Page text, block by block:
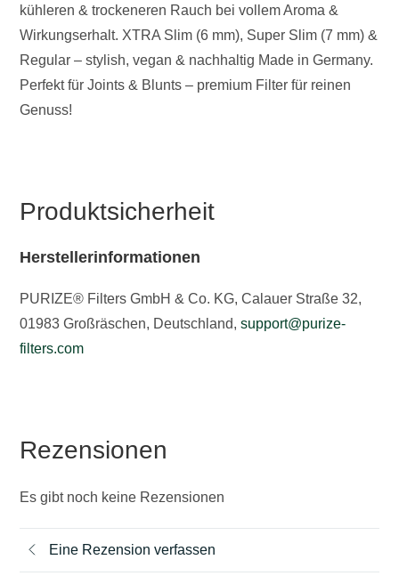
kühleren & trockeneren Rauch bei vollem Aroma &
Wirkungserhalt. XTRA Slim (6 mm), Super Slim (7 mm) &
Regular – stylish, vegan & nachhaltig Made in Germany.
Perfekt für Joints & Blunts – premium Filter für reinen
Genuss!
Produktsicherheit
Herstellerinformationen
PURIZE® Filters GmbH & Co. KG, Calauer Straße 32,
01983 Großräschen, Deutschland,support@purize-
filters.com
Rezensionen
Es gibt noch keine Rezensionen
Eine Rezension verfassen